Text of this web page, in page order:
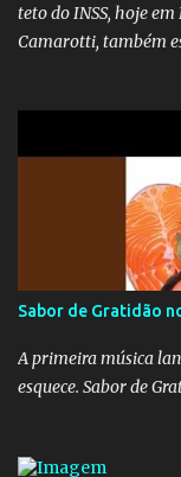
teto do INSS, hoje
Camarotti, também
a publicação, a
analisada pelos
recolhimento. Nesse
dos estados.
Sabor de Gratidão
A primeira música
esquece. Sabor de